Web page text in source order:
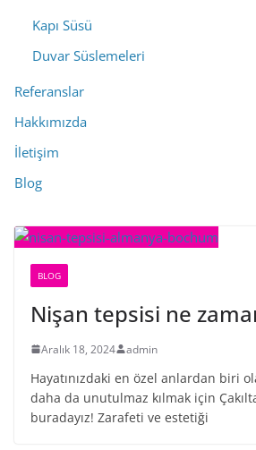
Kapı Süsü
Duvar Süslemeleri
Referanslar
Hakkımızda
İletişim
Blog
BLOG
Nişan tepsisi ne
Aralık 18, 2024 admin
Hayatınızdaki en özel anlardan biri
daha da unutulmaz kılmak için
buradayız! Zarafeti ve estetiği